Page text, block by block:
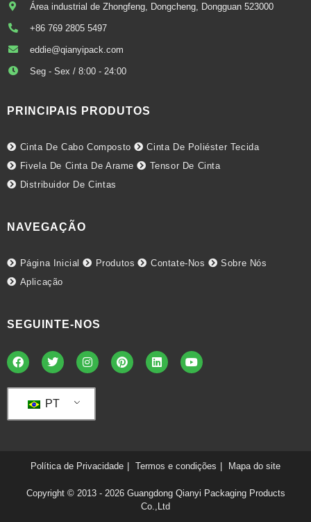
Área industrial de Zhongfeng, Dongcheng, Dongguan 523000
+86 769 2805 5497
eddie@qianyipack.com
Seg - Sex / 8:00 - 24:00
PRINCIPAIS PRODUTOS
Cinta De Cabo Composto
Cinta De Poliéster Tecida
Fivela De Cinta De Arame
Tensor De Cinta
Distribuidor De Cintas
NAVEGAÇÃO
Página Inicial Produtos Contate-Nos
Sobre Nós
Aplicação
SEGUINTE-NOS
PT
Política de Privacidade Termos e condições Mapa do site
Copyright © 2013 - 2026 Guangdong Qianyi Packaging Products
Co.,Ltd